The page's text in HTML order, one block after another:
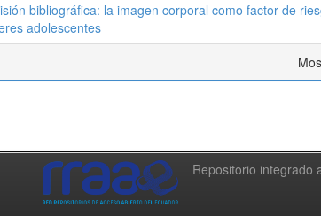
bibliográfica: la imagen corporal como factor de
adolescentes
Repositorio integrado